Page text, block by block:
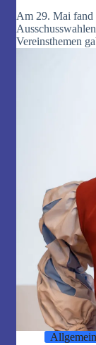
Am 29. Mai fand
Vereinsthemen
Allgemein